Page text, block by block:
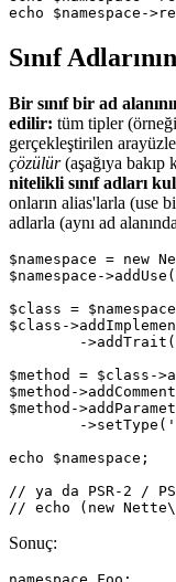
Sınıf
Bir sınıf bir ad
edilir: tüm tipler
gerçekleştirilen
çözülür(aşağıya bakıp
nitelikli sınıf adları
onların alias'larla (use
adlarla (aynı ad
$namespace = new
$namespace-
$class =
$class-
$method = $class-
$method-
$method-
echo $namespace;
// ya da PSR-2 /
Sonuç: